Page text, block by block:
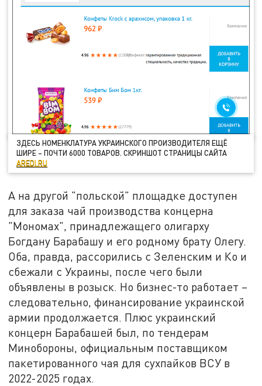
ЗДЕСЬ НОМЕНКЛАТУРА УКРАИНСКОГО ПРОИЗВОДИТЕЛЯ ЕЩЁ
ШИРЕ – ПОЧТИ 6000 ТОВАРОВ. СКРИНШОТ СТРАНИЦЫ САЙТА
AREDI.RU
А на другой "польской" площадке доступен
для заказа чай производства концерна
"Мономах", принадлежащего олигарху
Богдану Барабашу и его родному брату Олегу.
Оба, правда, рассорились с Зеленским и Ко и
сбежали с Украины, после чего были
объявлены в розыск. Но бизнес-то работает –
следовательно, финансирование украинской
армии продолжается. Плюс украинский
концерн Барабашей был, по тендерам
Минобороны, официальным поставщиком
пакетированного чая для сухпайков ВСУ в
2022-2025 годах.